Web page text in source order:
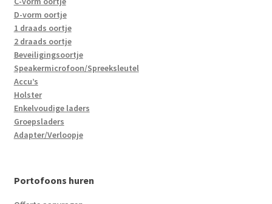
D-vorm oortje
1 draads oortje
2 draads oortje
Beveiligingsoortje
Speakermicrofoon/Spreeksleutel
Accu’s
Holster
Enkelvoudige laders
Groepsladers
Adapter/Verloopje
Portofoons huren